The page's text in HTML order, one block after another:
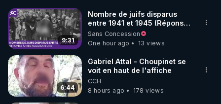
9:31
Nombre de juifs disparus
entre 1941 et 1945 (Réponse
à mes accusateurs)
Sans Concession
One hour ago
13 views
6:44
Gabriel Attal - Choupinet se
voit en haut de l'affiche
CCH
8 hours ago
178 views